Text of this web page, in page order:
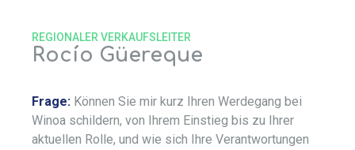
Rocío Güereque
REGIONALER VERKAUFSLEITER
Frage: Können Sie mir kurz Ihren Werdegang bei
Winoa schildern, von Ihrem Einstieg bis zu Ihrer
aktuellen Rolle, und wie sich Ihre Verantwortungen